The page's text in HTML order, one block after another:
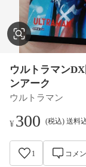
ウルトラマン
ンアーク
ウルトラマン
¥300 (税込) 送料
1 コメ